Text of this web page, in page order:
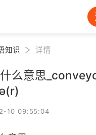
知识 详情
么意思
10 09:55:04